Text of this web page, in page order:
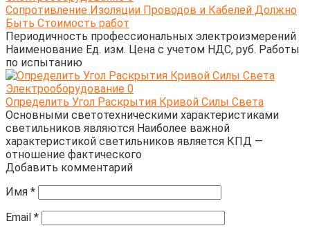
Сопротивление Изоляции Проводов и Кабелей Должно
Быть Стоимость работ
Периодичность профессиональных электроизмерений
Наименование Ед. изм. Цена с учетом НДС, руб. Работы
по испытанию
Электрооборудование 0
Определить Угол Раскрытия Кривой Силы Света
Основными светотехническими характеристиками
светильников являются Наиболее важной
характеристикой светильников является КПД —
отношение фактического
Добавить комментарий
Имя *
Email *